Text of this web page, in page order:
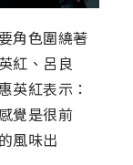
角色圍繞著
紅、呂良
英紅表示：
覺是很前
風味出